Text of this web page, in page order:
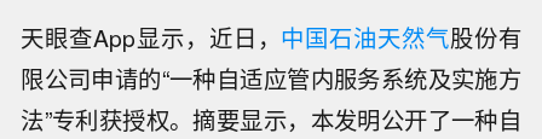
天眼查App显示，近日， 中国石油天然气股份有
限公司申请的“一种自适应管内服务系统及实施方
法”专利获授权。摘要显示，本发明公开了一种自